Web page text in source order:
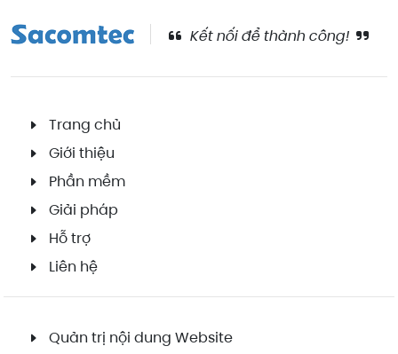
Kết nối để thành công!
Trang chủ
Giới thiệu
Phần mềm
Giải pháp
Hỗ trợ
Liên hệ
Quản trị nội dung Website